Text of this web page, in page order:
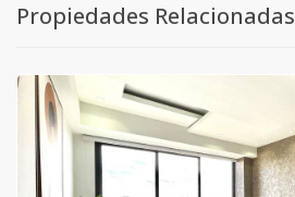
Propiedades Relacionadas